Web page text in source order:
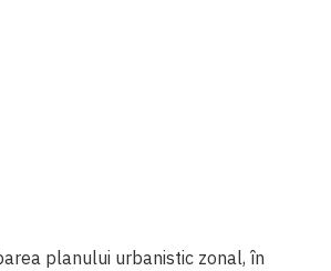
planului urbanistic zonal, în